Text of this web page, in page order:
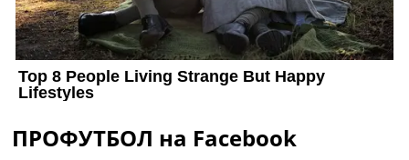
ПРОФУТБОЛ на Facebook